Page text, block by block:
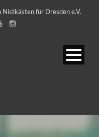
für Dresden e.V.